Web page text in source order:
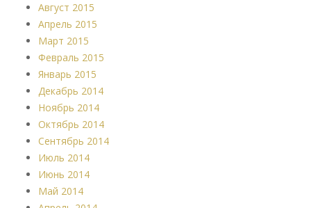
Август 2015
Апрель 2015
Март 2015
Февраль 2015
Январь 2015
Декабрь 2014
Ноябрь 2014
Октябрь 2014
Сентябрь 2014
Июль 2014
Июнь 2014
Май 2014